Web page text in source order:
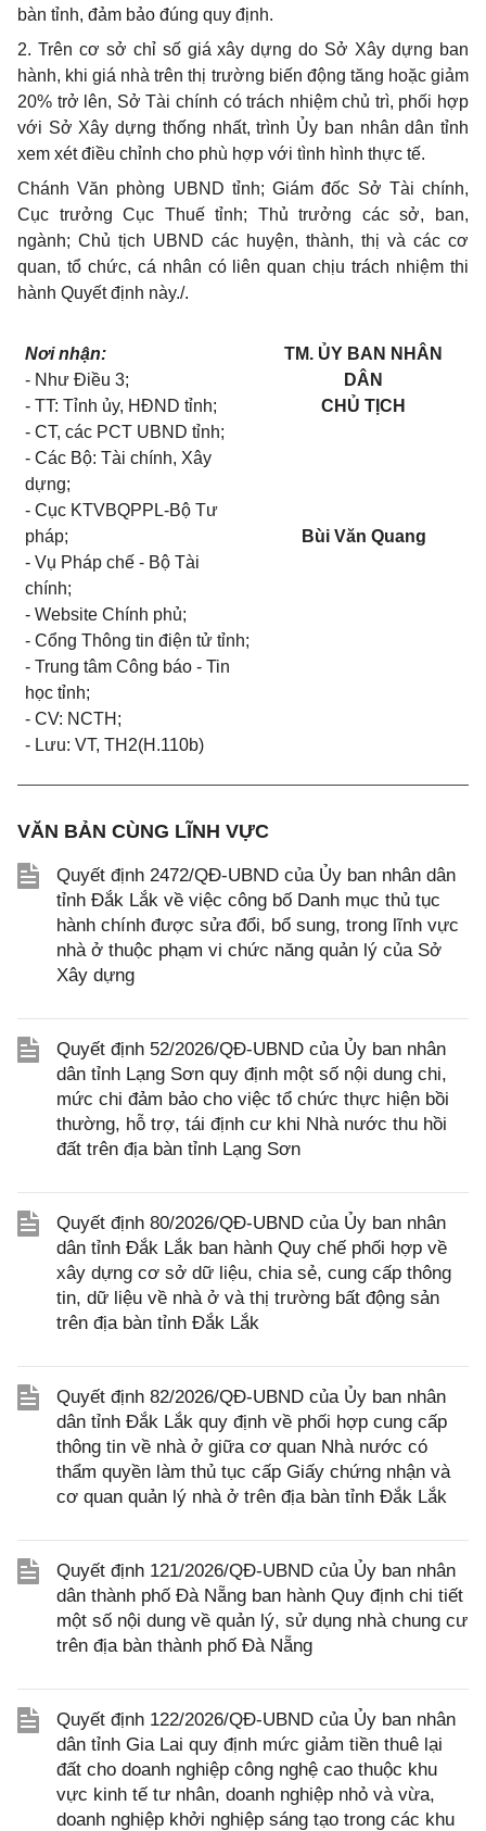
bàn tỉnh, đảm bảo đúng quy định.
2. Trên cơ sở chỉ số giá xây dựng do Sở Xây dựng ban
hành, khi giá nhà trên thị trường biến động tăng hoặc giảm
20% trở lên, Sở Tài chính có trách nhiệm chủ trì, phối hợp
với Sở Xây dựng thống nhất, trình Ủy ban nhân dân tỉnh
xem xét điều chỉnh cho phù hợp với tình hình thực tế.
Chánh Văn phòng UBND tỉnh; Giám đốc Sở Tài chính,
Cục trưởng Cục Thuế tỉnh; Thủ trưởng các sở, ban,
ngành; Chủ tịch UBND các huyện, thành, thị và các cơ
quan, tổ chức, cá nhân có liên quan chịu trách nhiệm thi
hành Quyết định này./.
Nơi nhận:
- Như Điều 3;
- TT: Tỉnh ủy, HĐND tỉnh;
- CT, các PCT UBND tỉnh;
- Các Bộ: Tài chính, Xây
dựng;
- Cục KTVBQPPL-Bộ Tư
pháp;
- Vụ Pháp chế - Bộ Tài
chính;
- Website Chính phủ;
- Cổng Thông tin điện tử tỉnh;
- Trung tâm Công báo - Tin
học tỉnh;
- CV: NCTH;
- Lưu: VT, TH2(H.110b)
TM. ỦY BAN NHÂN
DÂN
CHỦ TỊCH
Bùi Văn Quang
VĂN BẢN CÙNG LĨNH VỰC
Quyết định 2472/QĐ-UBND của Ủy ban nhân dân
tỉnh Đắk Lắk về việc công bố Danh mục thủ tục
hành chính được sửa đổi, bổ sung, trong lĩnh vực
nhà ở thuộc phạm vi chức năng quản lý của Sở
Xây dựng
Quyết định 52/2026/QĐ-UBND của Ủy ban nhân
dân tỉnh Lạng Sơn quy định một số nội dung chi,
mức chi đảm bảo cho việc tổ chức thực hiện bồi
thường, hỗ trợ, tái định cư khi Nhà nước thu hồi
đất trên địa bàn tỉnh Lạng Sơn
Quyết định 80/2026/QĐ-UBND của Ủy ban nhân
dân tỉnh Đắk Lắk ban hành Quy chế phối hợp về
xây dựng cơ sở dữ liệu, chia sẻ, cung cấp thông
tin, dữ liệu về nhà ở và thị trường bất động sản
trên địa bàn tỉnh Đắk Lắk
Quyết định 82/2026/QĐ-UBND của Ủy ban nhân
dân tỉnh Đắk Lắk quy định về phối hợp cung cấp
thông tin về nhà ở giữa cơ quan Nhà nước có
thẩm quyền làm thủ tục cấp Giấy chứng nhận và
cơ quan quản lý nhà ở trên địa bàn tỉnh Đắk Lắk
Quyết định 121/2026/QĐ-UBND của Ủy ban nhân
dân thành phố Đà Nẵng ban hành Quy định chi tiết
một số nội dung về quản lý, sử dụng nhà chung cư
trên địa bàn thành phố Đà Nẵng
Quyết định 122/2026/QĐ-UBND của Ủy ban nhân
dân tỉnh Gia Lai quy định mức giảm tiền thuê lại
đất cho doanh nghiệp công nghệ cao thuộc khu
vực kinh tế tư nhân, doanh nghiệp nhỏ và vừa,
doanh nghiệp khởi nghiệp sáng tạo trong các khu